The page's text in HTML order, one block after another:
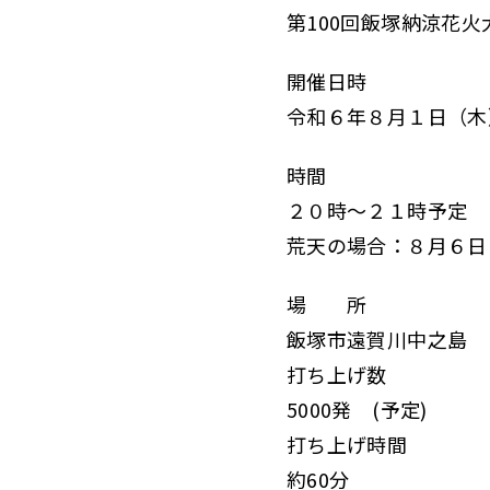
第100回飯塚納涼花火
開催日時
令和６年８月１日（木
時間
２０時～２１時予定
荒天の場合：８月６日
場 所
飯塚市遠賀川中之島
打ち上げ数
5000発 (予定)
打ち上げ時間
約60分